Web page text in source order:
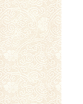
Previous
Next